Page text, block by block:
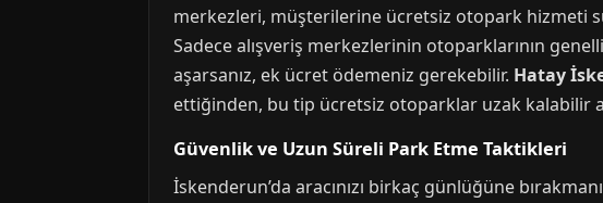
merkezleri, müşterilerine ücretsiz otopark hizmeti
Sadece alışveriş merkezlerinin otoparklarının
aşarsanız, ek ücret ödemeniz gerekebilir. Hatay
ettiğinden, bu tip ücretsiz otoparklar uzak kalabilir
Güvenlik ve Uzun Süreli Park Etme Taktikleri
İskenderun’da aracınızı birkaç günlüğüne